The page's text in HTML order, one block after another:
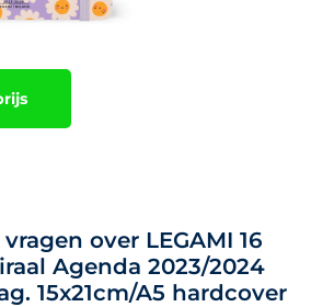
over LEGAMI 16
Agenda 2023/2024
15x21cm/A5 hardcover